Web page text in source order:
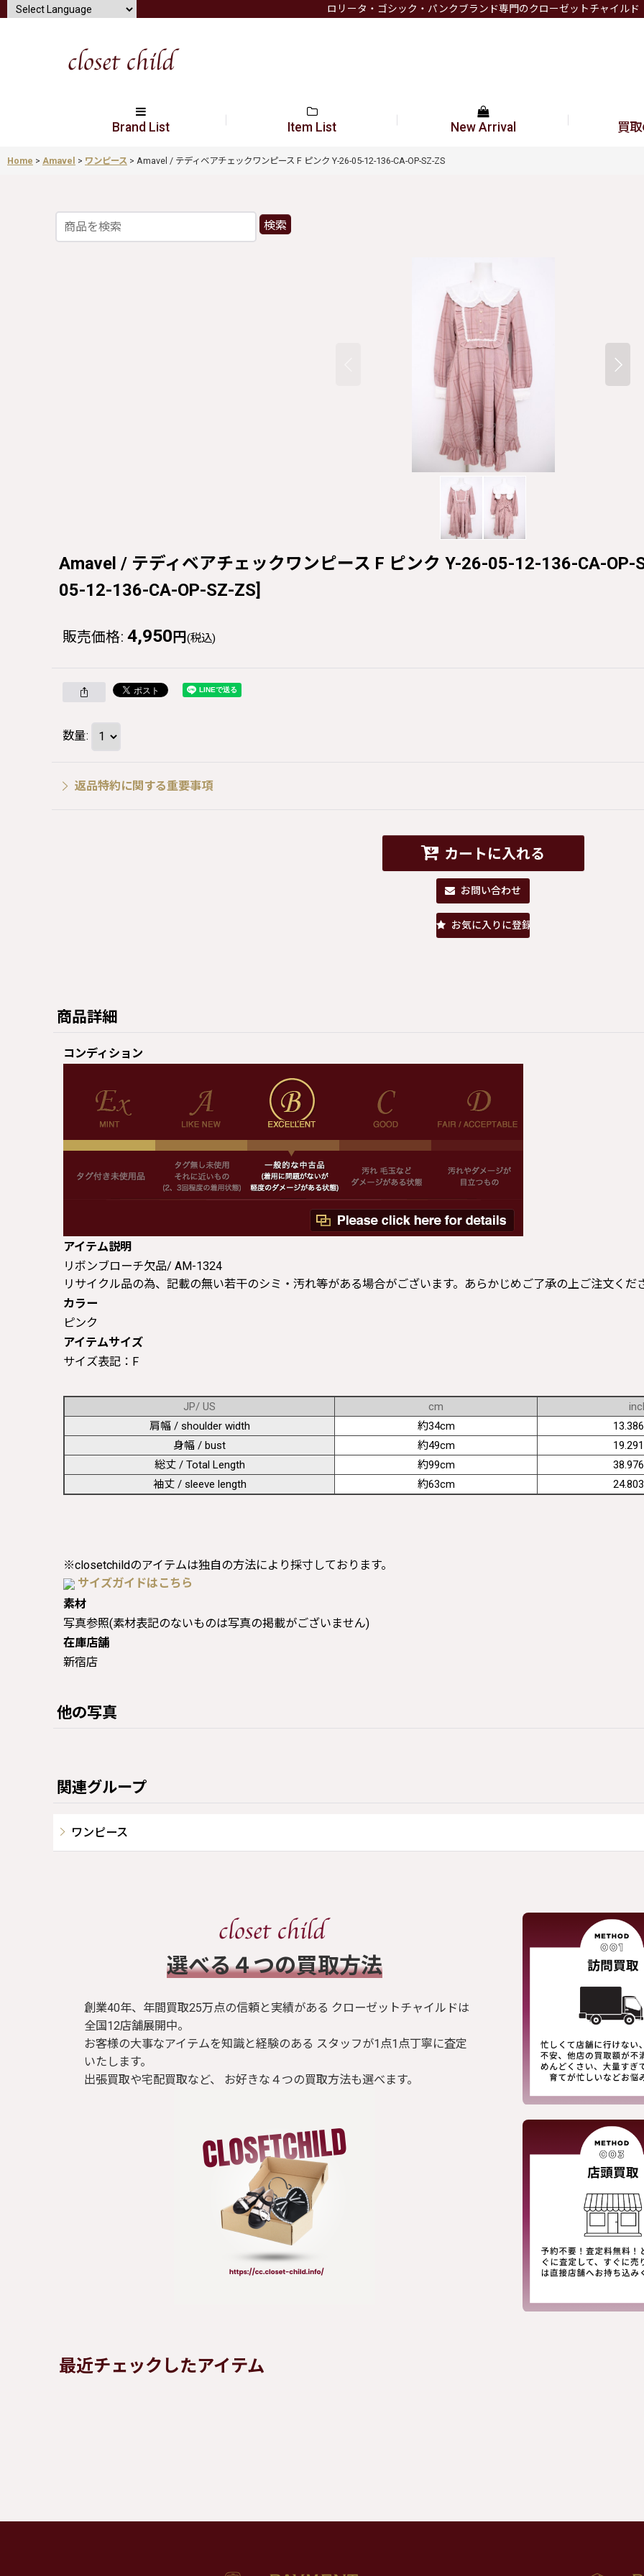
ロリータ・ゴシック・パンクブランド専門のクローゼットチャイルド
Brand List Item List New Arrival 買
Home > Amavel > ワンピース > Amavel / テディベアチェックワンピース F ピンク Y-26-05-12-136-CA-OP-SZ-ZS
検索
Amavel / テディベアチェックワンピース F ピンク Y-26-05-12-136-CA-OP-
05-12-136-CA-OP-SZ-ZS]
販売価格: 4,950 円 (税込)
数量:
返品特約に関する重要事項
カートに入れる
お問い合わせ
お気に入りに登録
商品詳細
コンディション
アイテム説明
リボンブローチ欠品/ AM-1324
リサイクル品の為、記載の無い若干のシミ・汚れ等がある場合がございます。あらかじめご了承の上ご注文くだ
カラー
ピンク
アイテムサイズ
サイズ表記：F
JP/ US cm
肩幅 / shoulder width
約34cm
身幅 / bust
約49cm
総丈 / Total Length
約99cm
袖丈 / sleeve length
約63cm
※closetchildのアイテムは独自の方法により採寸しております。
サイズガイドはこちら
素材
写真参照(素材表記のないものは写真の掲載がございません)
在庫店舗
新宿店
他の写真
関連グループ
ワンピース
​選べる４つの買取方法
創業40年、年間買取25万点の信頼と実績がある クローゼットチャイルドは
全国12店舗展開中。
お客様の大事なアイテムを知識と経験のある スタッフが1点1点丁寧に査定
いたします。
出張買取や宅配買取など、 お好きな４つの買取方法も選べます。
最近チェックしたアイテム